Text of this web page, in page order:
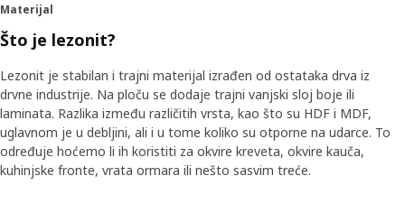
Materijal
Što je lezonit?
Lezonit je stabilan i trajni materijal izrađen od ostataka drva iz
drvne industrije. Na ploču se dodaje trajni vanjski sloj boje ili
laminata. Razlika između različitih vrsta, kao što su HDF i MDF,
uglavnom je u debljini, ali i u tome koliko su otporne na udarce. To
određuje hoćemo li ih koristiti za okvire kreveta, okvire kauča,
kuhinjske fronte, vrata ormara ili nešto sasvim treće.